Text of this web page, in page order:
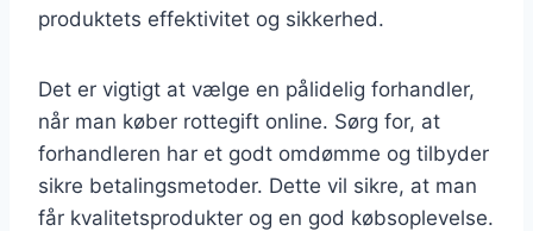
produktets effektivitet og sikkerhed.
Det er vigtigt at vælge en pålidelig forhandler,
når man køber rottegift online. Sørg for, at
forhandleren har et godt omdømme og tilbyder
sikre betalingsmetoder. Dette vil sikre, at man
får kvalitetsprodukter og en god købsoplevelse.